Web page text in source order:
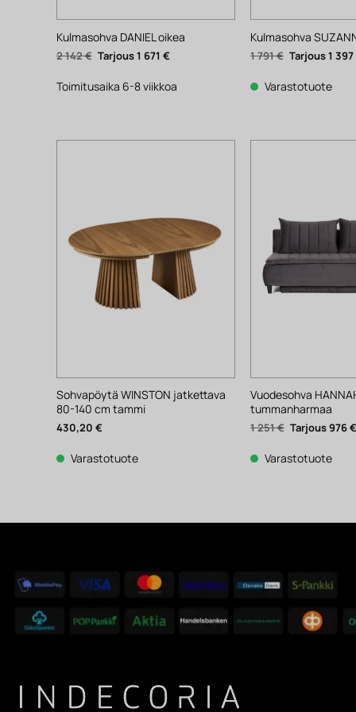
Kulmasohva DANIEL oikea
2 142€ Alkuperäinen
hinta
2
142 €.
1 671 €Nykyinen
hinta
1
671 €.
Toimitusaika 6-8 viikkoa
Kulmasohva
1 791€ Alkuperäinen
hinta
1
791 €.
1 397
Varastotuote
Sohvapöytä WINSTON jatkettava
80-140 cm tammi
430,20 €
Varastotuote
Vuodesohva
tummanharmaa
1 251€ Alkuperäinen
hinta
1
251 €.
976€
Varastotuote